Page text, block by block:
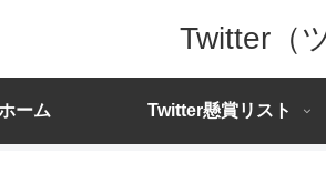
Twitter（
ーム Twitter懸賞リスト